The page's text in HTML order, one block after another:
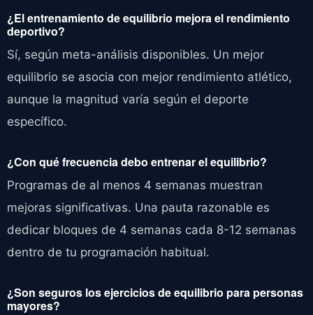
¿El entrenamiento de equilibrio mejora el rendimiento
deportivo?
Sí, según meta-análisis disponibles. Un mejor
equilibrio se asocia con mejor rendimiento atlético,
aunque la magnitud varía según el deporte
específico.
¿Con qué frecuencia debo entrenar el equilibrio?
Programas de al menos 4 semanas muestran
mejoras significativas. Una pauta razonable es
dedicar bloques de 4 semanas cada 8-12 semanas
dentro de tu programación habitual.
¿Son seguros los ejercicios de equilibrio para personas
mayores?